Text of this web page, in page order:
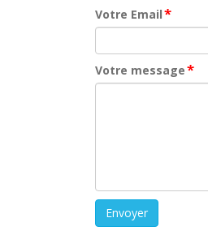
Votre Email*
Votre message*